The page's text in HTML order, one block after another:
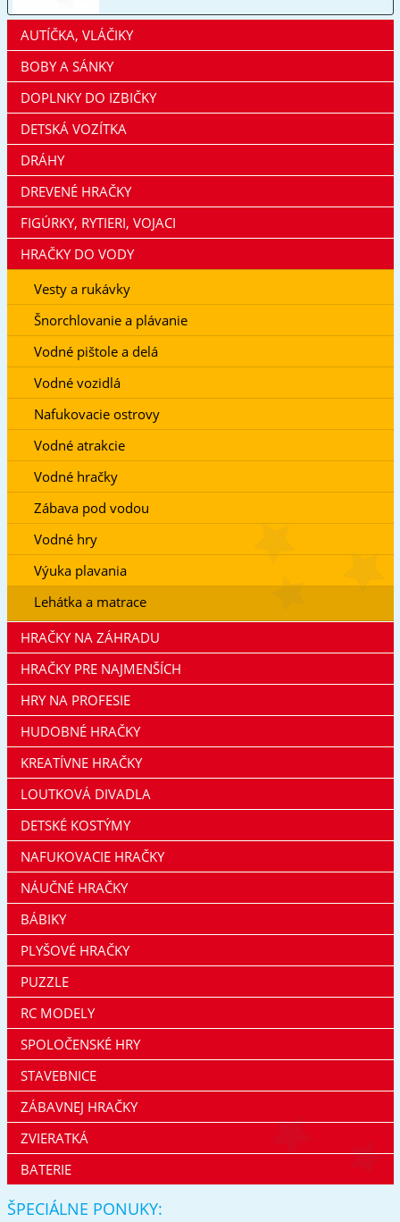
AUTÍČKA, VLÁČIKY
BOBY A SÁNKY
DOPLNKY DO IZBIČKY
DETSKÁ VOZÍTKA
DRÁHY
DREVENÉ HRAČKY
FIGÚRKY, RYTIERI, VOJACI
HRAČKY DO VODY
Vesty a rukávky
Šnorchlovanie a plávanie
Vodné pištole a delá
Vodné vozidlá
Nafukovacie ostrovy
Vodné atrakcie
Vodné hračky
Zábava pod vodou
Vodné hry
Výuka plavania
Lehátka a matrace
HRAČKY NA ZÁHRADU
HRAČKY PRE NAJMENŠÍCH
HRY NA PROFESIE
HUDOBNÉ HRAČKY
KREATÍVNE HRAČKY
LOUTKOVÁ DIVADLA
DETSKÉ KOSTÝMY
NAFUKOVACIE HRAČKY
NÁUČNÉ HRAČKY
BÁBIKY
PLYŠOVÉ HRAČKY
PUZZLE
RC MODELY
SPOLOČENSKÉ HRY
STAVEBNICE
ZÁBAVNEJ HRAČKY
ZVIERATKÁ
BATERIE
ŠPECIÁLNE PONUKY: